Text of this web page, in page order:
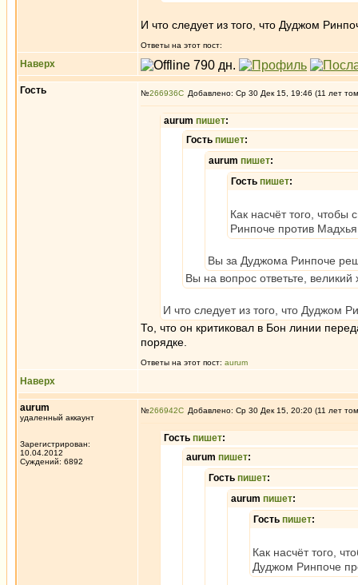
И что следует из того, что Дуджом
Ответы на этот пост:
Наверх
Гость №266936 Добавлено: Ср 30 Дек 15, 19:46 (11 лет
aurum пишет:
Гость пишет:
aurum пишет:
Гость пишет:
Как насчёт того, чтобы
Ринпоче против
Вы за Дуджома Ринпоче
Вы на вопрос ответьте,
И что следует из того, что Дуджом
То, что он критиковал в Бон линии
порядке.
Ответы на этот пост: aurum
Наверх
aurum
удаленный аккаунт
Зарегистрирован:
10.04.2012
Суждений: 6892
№266942 Добавлено: Ср 30 Дек 15, 20:20 (11 лет
Гость пишет:
aurum пишет:
Гость пишет:
aurum пишет:
Гость пишет:
Как насчёт того,
Дуджом Ринпоче